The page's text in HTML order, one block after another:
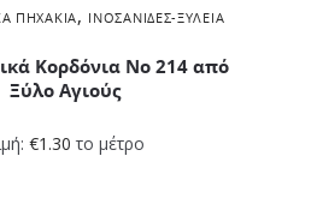
ΠΗΧΆΚΙΑ, ΙΝΟΣΑΝΊΔΕΣ-ΞΥΛΕΊΑ
Kορδόνια Νο 214 από
Ξύλο Αγιούς
€1.30 το μέτρο